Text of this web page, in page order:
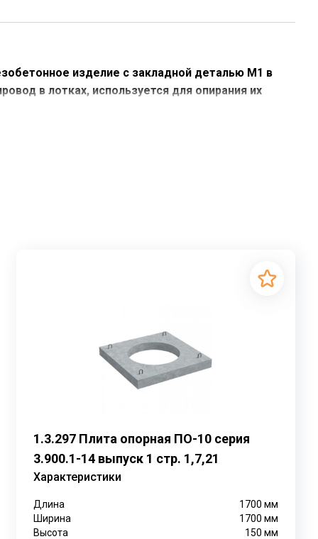
изделие с закладной деталью М1 в
в лотках, используется для опирания их
и стандартами, такими как Серия 3.006.1-2.87.
хозяйство и гражданское строительство.
дорогами. Применение ОП
включая системы водоснабжения, отопления
и его размерную группу.
1.3.297 Плита опорная ПО-10 серия
3.900.1-14 выпуск 1 стр. 1,7,21
Характеристики
Длина 1700 мм
Ширина
1700 мм
Высота
150 мм